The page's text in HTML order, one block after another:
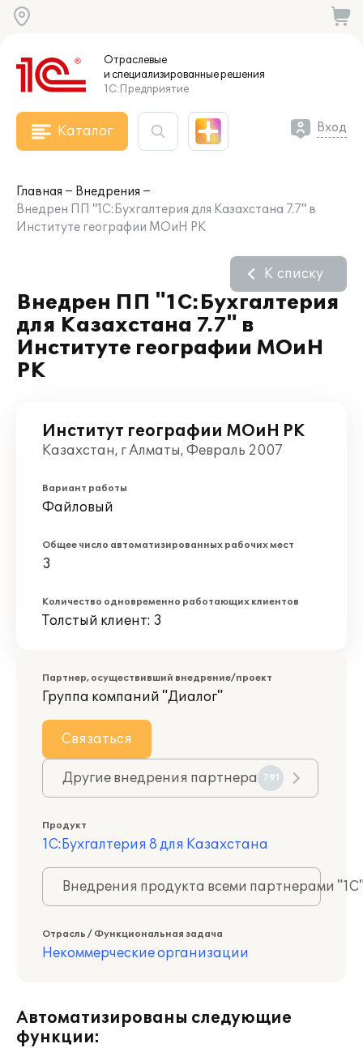
Отраслевые
и специализированныерешения
1С:Предприятие
Каталог Вход
Главная
Внедрения
Внедрен ПП "1С:Бухгалтерия для Казахстана 7.7" в
Институте географии МОиН РК
Внедрен ПП "1С:Бухгалтерия
для Казахстана 7.7" в
Институте географии МОиН
РК
К списку
Институт географии МОиН РК
Казахстан, г Алматы, Февраль 2007
Вариант работы
Файловый
Общее число автоматизированных рабочих мест
3
Количество одновременно работающих клиентов
Толстый клиент: 3
Партнер, осуществивший внедрение/проект
Группа компаний "Диалог"
Связаться
Другие внедрения партнера 791
Продукт
1С:Бухгалтерия 8 для Казахстана
Внедрения продукта всеми партнерами
Отрасль / Функциональная задача
Некоммерческие организации
Автоматизированы следующие
функции: